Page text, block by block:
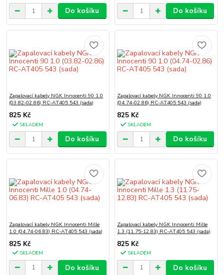
Do košíku Do košíku
Zapalovací kabely NGK Innocenti 90 1.0
(03.82-02.86) RC-AT405 543 (sada)
825 Kč
SKLADEM
Do košíku
Zapalovací kabely NGK Innocenti 90 1.0
(04.74-02.86) RC-AT405 543 (sada)
825 Kč
SKLADEM
Do košíku
Zapalovací kabely NGK Innocenti Mille
1.0 (04.74-06.83) RC-AT405 543 (sada)
825 Kč
SKLADEM
Do košíku
Zapalovací kabely NGK Innocenti Mille
1.3 (11.75-12.83) RC-AT405 543 (sada)
825 Kč
SKLADEM
Do košíku